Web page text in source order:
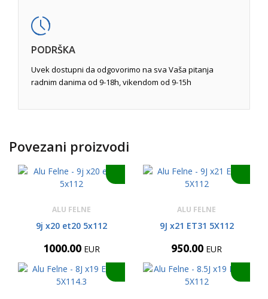
PODRŠKA
Uvek dostupni da odgovorimo na sva Vaša pitanja
radnim danima od 9-18h, vikendom od 9-15h
Povezani proizvodi
ALU FELNE
9j x20 et20 5x112
1000.00 EUR
ALU FELNE
9J x21 ET31 5X112
950.00 EUR